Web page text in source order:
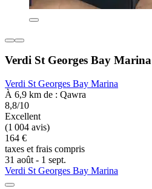
Verdi St Georges Bay Marina
Verdi St Georges Bay Marina
À 6,9 km de : Qawra
8,8/10
Excellent
(1 004 avis)
164 €
taxes et frais compris
31 août - 1 sept.
Verdi St Georges Bay Marina